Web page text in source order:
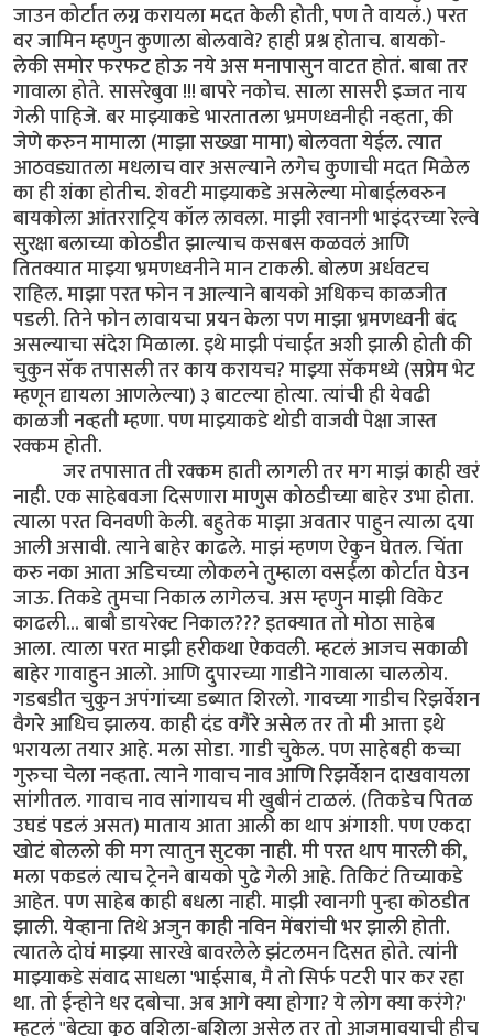
जाउन कोर्टात लग्न करायला मदत केली होती, पण ते वायलं.) परत
वर जामिन म्हणुन कुणाला बोलवावे? हाही प्रश्न होताच. बायको-
लेकी समोर फरफट होऊ नये अस मनापासुन वाटत होतं. बाबा तर
गावाला होते. सासरेबुवा !!! बापरे नकोच. साला सासरी इज्जत नाय
गेली पाहिजे. बर माझ्याकडे भारतातला भ्रमणध्वनीही नव्हता, की
जेणे करुन मामाला (माझा सख्खा मामा) बोलवता येईल. त्यात
आठवड्यातला मधलाच वार असल्याने लगेच कुणाची मदत मिळेल
का ही शंका होतीच. शेवटी माझ्याकडे असलेल्या मोबाईलवरुन
बायकोला आंतरराट्रिय कॉल लावला. माझी रवानगी भाइंदरच्या रेल्वे
सुरक्षा बलाच्या कोठडीत झाल्याच कसबस कळवलं आणि
तितक्यात माझ्या भ्रमणध्वनीने मान टाकली. बोलण अर्धवटच
राहिल. माझा परत फोन न आल्याने बायको अधिकच काळजीत
पडली. तिने फोन लावायचा प्रयन केला पण माझा भ्रमणध्वनी बंद
असल्याचा संदेश मिळाला. इथे माझी पंचाईत अशी झाली होती की
चुकुन सॅक तपासली तर काय करायच? माझ्या सॅकमध्ये (सप्रेम भेट
म्हणून द्यायला आणलेल्या) ३ बाटल्या होत्या. त्यांची ही येवढी
काळजी नव्हती म्हणा. पण माझ्याकडे थोडी वाजवी पेक्षा जास्त
रक्कम होती.
जर तपासात ती रक्कम हाती लागली तर मग माझं काही खरं
नाही. एक साहेबवजा दिसणारा माणुस कोठडीच्या बाहेर उभा होता.
त्याला परत विनवणी केली. बहुतेक माझा अवतार पाहुन त्याला दया
आली असावी. त्याने बाहेर काढले. माझं म्हणण ऐकुन घेतल. चिंता
करु नका आता अडिचच्या लोकलने तुम्हाला वसईला कोर्टात घेउन
जाऊ. तिकडे तुमचा निकाल लागेलच. अस म्हणुन माझी विकेट
काढली... बाबौ डायरेक्ट निकाल??? इतक्यात तो मोठा साहेब
आला. त्याला परत माझी हरीकथा ऐकवली. म्हटलं आजच सकाळी
बाहेर गावाहुन आलो. आणि दुपारच्या गाडीने गावाला चाललोय.
गडबडीत चुकुन अपंगांच्या डब्यात शिरलो. गावच्या गाडीच रिझर्वेशन
वैगरे आधिच झालय. काही दंड वगैरे असेल तर तो मी आत्ता इथे
भरायला तयार आहे. मला सोडा. गाडी चुकेल. पण साहेबही कच्चा
गुरुचा चेला नव्हता. त्याने गावाच नाव आणि रिझर्वेशन दाखवायला
सांगीतल. गावाच नाव सांगायच मी खुबीनं टाळलं. (तिकडेच पितळ
उघडं पडलं असत) माताय आता आली का थाप अंगाशी. पण एकदा
खोटं बोललो की मग त्यातुन सुटका नाही. मी परत थाप मारली की,
मला पकडलं त्याच ट्रेनने बायको पुढे गेली आहे. तिकिटं तिच्याकडे
आहेत. पण साहेब काही बधला नाही. माझी रवानगी पुन्हा कोठडीत
झाली. येव्हाना तिथे अजुन काही नविन मेंबरांची भर झाली होती.
त्यातले दोघं माझ्या सारखे बावरलेले झंटलमन दिसत होते. त्यांनी
माझ्याकडे संवाद साधला 'भाईसाब, मै तो सिर्फ पटरी पार कर रहा
था. तो ईन्होने धर दबोचा. अब आगे क्या होगा? ये लोग क्या करंगे?'
म्हटलं "बेट्या कुठ वशिला-बशिला असेल तर तो आजमावयाची हीच